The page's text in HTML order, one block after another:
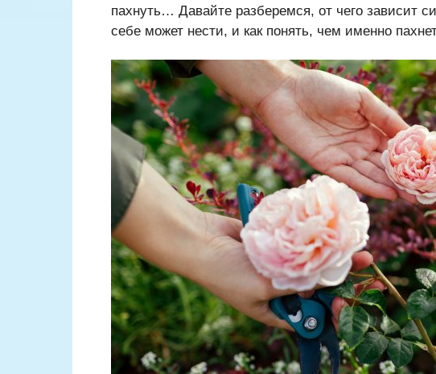
пахнуть… Давайте разберемся, от чего зависит
себе может нести, и как понять, чем именно